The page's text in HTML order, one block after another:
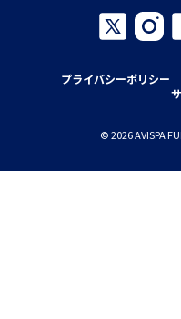
プライバシーポリシー
© 2026 AVISPA